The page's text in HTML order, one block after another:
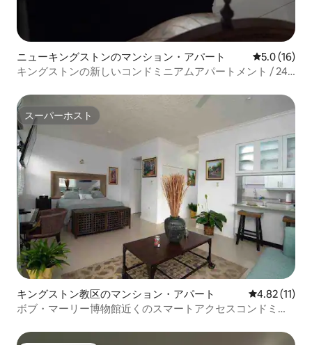
ニューキングストンのマンション・アパート レビュー16
5.0 (16)
キングストンの新しいコンドミニアムアパートメント / 24
スーパーホスト
スーパーホスト
キングストン教区のマンション・アパート レビュー11
4.82 (11)
ボブ・マーリー博物館近くのスマートアクセスコンドミニ